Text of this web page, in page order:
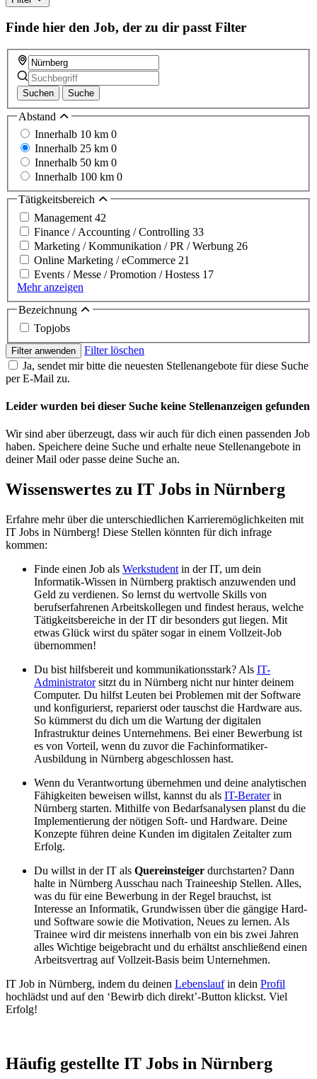
Finde hier den Job, der zu dir passt Filter
Suchen Suche
Abstand
Innerhalb 10 km 0
Innerhalb 25 km 0
Innerhalb 50 km 0
Innerhalb 100 km 0
Tätigkeitsbereich
Management 42
Finance / Accounting / Controlling 33
Marketing / Kommunikation / PR / Werbung 26
Online Marketing / eCommerce 21
Events / Messe / Promotion / Hostess 17
Mehr anzeigen
Bezeichnung
Topjobs
Filter anwenden
Filter löschen
Ja, sendet mir bitte die neuesten Stellenangebote für diese Suche
per E-Mail zu.
Leider wurden bei dieser Suche keine Stellenanzeigen gefunden
Wir sind aber überzeugt, dass wir auch für dich einen passenden Job
haben. Speichere deine Suche und erhalte neue Stellenangebote in
deiner Mail oder passe deine Suche an.
Wissenswertes zu IT Jobs in Nürnberg
Erfahre mehr über die unterschiedlichen Karrieremöglichkeiten mit
IT Jobs in Nürnberg! Diese Stellen könnten für dich infrage
kommen:
Finde einen Job als Werkstudent in der IT, um dein
Informatik-Wissen in Nürnberg praktisch anzuwenden und
Geld zu verdienen. So lernst du wertvolle Skills von
berufserfahrenen Arbeitskollegen und findest heraus, welche
Tätigkeitsbereiche in der IT dir besonders gut liegen. Mit
etwas Glück wirst du später sogar in einem Vollzeit-Job
übernommen!
Du bist hilfsbereit und kommunikationsstark? Als IT-
Administratorsitzt du in Nürnberg nicht nur hinter deinem
Computer. Du hilfst Leuten bei Problemen mit der Software
und konfigurierst, reparierst oder tauschst die Hardware aus.
So kümmerst du dich um die Wartung der digitalen
Infrastruktur deines Unternehmens. Bei einer Bewerbung ist
es von Vorteil, wenn du zuvor die Fachinformatiker-
Ausbildung in Nürnberg abgeschlossen hast.
Wenn du Verantwortung übernehmen und deine analytischen
Fähigkeiten beweisen willst, kannst du als IT-Beraterin
Nürnberg starten. Mithilfe von Bedarfsanalysen planst du die
Implementierung der nötigen Soft- und Hardware. Deine
Konzepte führen deine Kunden im digitalen Zeitalter zum
Erfolg.
Du willst in der IT als Quereinsteiger durchstarten? Dann
halte in Nürnberg Ausschau nach Traineeship Stellen. Alles,
was du für eine Bewerbung in der Regel brauchst, ist
Interesse an Informatik, Grundwissen über die gängige Hard-
und Software sowie die Motivation, Neues zu lernen. Als
Trainee wird dir meistens innerhalb von ein bis zwei Jahren
alles Wichtige beigebracht und du erhältst anschließend einen
Arbeitsvertrag auf Vollzeit-Basis beim Unternehmen.
IT Job in Nürnberg, indem du deinen Lebenslaufin dein Profil
hochlädst und auf den ‘Bewirb dich direkt’-Button klickst. Viel
Erfolg!
Häufig gestellte IT Jobs in Nürnberg